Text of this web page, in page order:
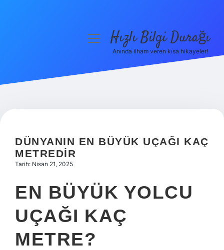
Hakkımızda
menüyüHızlı Bilgi Durağı
Anında ilham veren kısa hikayeler!
DÜNYANIN EN BÜYÜK UÇAĞI KAÇ
METREDIR
Tarih: Nisan 21, 2025
EN BÜYÜK YOLCU
UÇAĞI KAÇ
METRE?